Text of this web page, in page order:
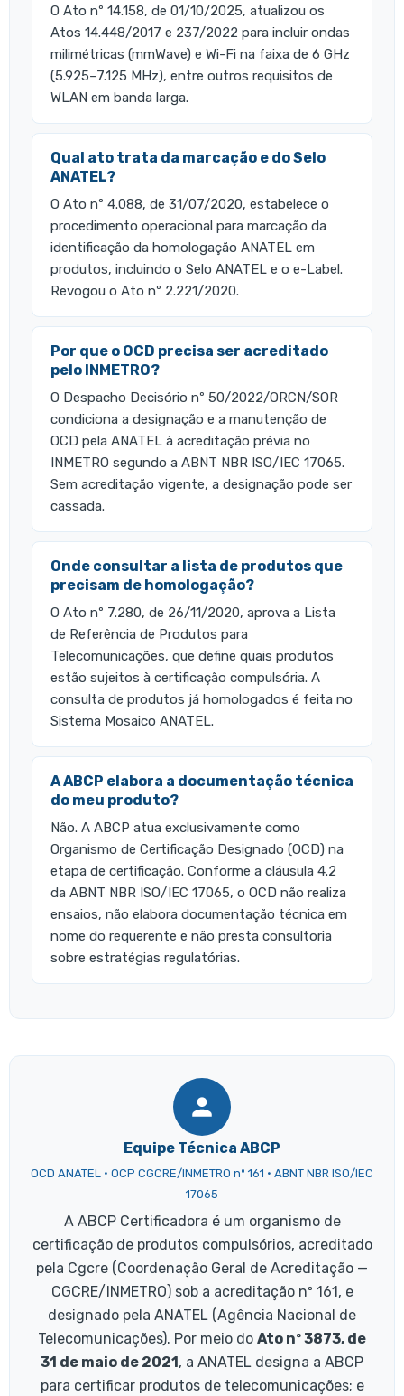
O Ato nº 14.158, de 01/10/2025, atualizou os
Atos 14.448/2017 e 237/2022 para incluir ondas
milimétricas (mmWave) e Wi-Fi na faixa de 6 GHz
(5.925–7.125 MHz), entre outros requisitos de
WLAN em banda larga.
Qual ato trata da marcação e do Selo
ANATEL?
O Ato nº 4.088, de 31/07/2020, estabelece o
procedimento operacional para marcação da
identificação da homologação ANATEL em
produtos, incluindo o Selo ANATEL e o e-Label.
Revogou o Ato nº 2.221/2020.
Por que o OCD precisa ser acreditado
pelo INMETRO?
O Despacho Decisório nº 50/2022/ORCN/SOR
condiciona a designação e a manutenção de
OCD pela ANATEL à acreditação prévia no
INMETRO segundo a ABNT NBR ISO/IEC 17065.
Sem acreditação vigente, a designação pode ser
cassada.
Onde consultar a lista de produtos que
precisam de homologação?
O Ato nº 7.280, de 26/11/2020, aprova a Lista
de Referência de Produtos para
Telecomunicações, que define quais produtos
estão sujeitos à certificação compulsória. A
consulta de produtos já homologados é feita no
Sistema Mosaico ANATEL.
A ABCP elabora a documentação técnica
do meu produto?
Não. A ABCP atua exclusivamente como
Organismo de Certificação Designado (OCD) na
etapa de certificação. Conforme a cláusula 4.2
da ABNT NBR ISO/IEC 17065, o OCD não realiza
ensaios, não elabora documentação técnica em
nome do requerente e não presta consultoria
sobre estratégias regulatórias.
Equipe Técnica ABCP
OCD ANATEL · OCP CGCRE/INMETRO nº 161 · ABNT NBR ISO/IEC
17065
A ABCP Certificadora é um organismo de
certificação de produtos compulsórios, acreditado
pela Cgcre (Coordenação Geral de Acreditação —
CGCRE/INMETRO) sob a acreditação nº 161, e
designado pela ANATEL (Agência Nacional de
Telecomunicações). Por meio do Ato nº 3873, de
31 de maio de 2021 , a ANATEL designa a ABCP
para certificar produtos de telecomunicações; e